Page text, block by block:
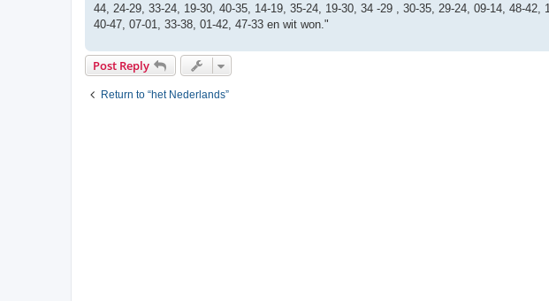
44, 24-29, 33-24, 19-30, 40-35, 14-19, 35-24, 19-30, 34 -29 , 30-35, 29-24, 09-14, 48-
40-47, 07-01, 33-38, 01-42, 47-33 en wit won."
Post Reply
Return to “het Nederlands”